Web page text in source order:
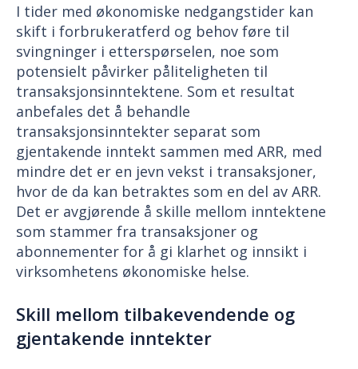
I tider med økonomiske nedgangstider kan
skift i forbrukeratferd og behov føre til
svingninger i etterspørselen, noe som
potensielt påvirker påliteligheten til
transaksjonsinntektene. Som et resultat
anbefales det å behandle
transaksjonsinntekter separat som
gjentakende inntekt sammen med ARR, med
mindre det er en jevn vekst i transaksjoner,
hvor de da kan betraktes som en del av ARR.
Det er avgjørende å skille mellom inntektene
som stammer fra transaksjoner og
abonnementer for å gi klarhet og innsikt i
virksomhetens økonomiske helse.
Skill mellom tilbakevendende og
gjentakende inntekter